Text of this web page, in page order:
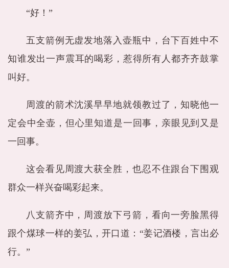
“好！”
五支箭例无虚发地落入壶瓶中，台下百姓中不
知谁发出一声震耳的喝彩，惹得所有人都齐齐鼓掌
叫好。
周渡的箭术沈溪早早地就领教过了，知晓他一
定会中全壶，但心里知道是一回事，亲眼见到又是
一回事。
这会看见周渡大获全胜，也忍不住跟台下围观
群众一样兴奋喝彩起来。
八支箭齐中，周渡放下弓箭，看向一旁脸黑得
跟个煤球一样的姜弘，开口道：“姜记酒楼，言出必
行。”